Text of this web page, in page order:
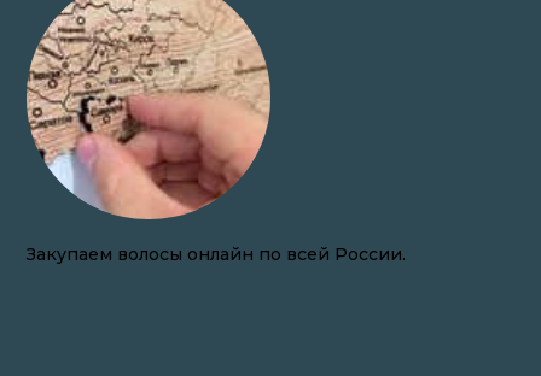
Закупаем волосы онлайн по всей России.